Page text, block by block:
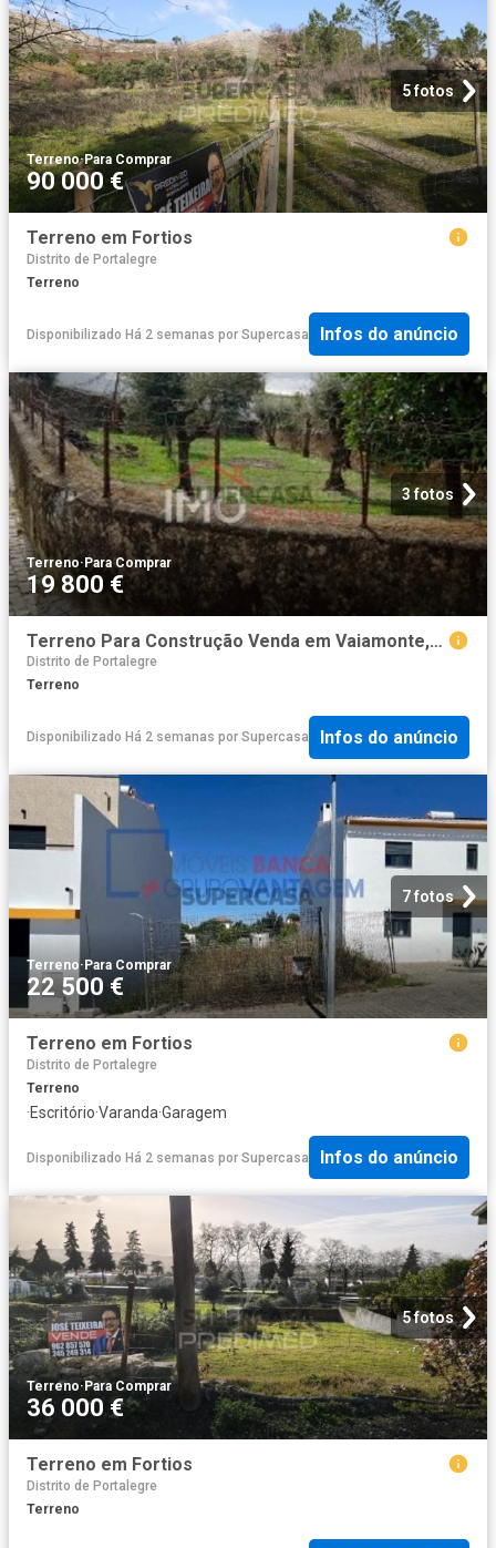
5 fotos
Terreno·Para Comprar
90 000 €
Terreno em Fortios
Distrito de Portalegre
Terreno
Disponibilizado Há 2 semanas por Supercasa Infos do anúncio
3 fotos
Terreno·Para Comprar
19 800 €
Terreno Para Construção Venda em Vaiamonte,Monforte
Distrito de Portalegre
Terreno
Disponibilizado Há 2 semanas por Supercasa Infos do anúncio
7 fotos
Terreno· Para Comprar
22 500 €
Terreno em Fortios
Distrito de Portalegre
Terreno
·Escritório·Varanda·Garagem
Disponibilizado Há 2 semanas por Supercasa Infos do anúncio
5 fotos
Terreno·Para Comprar
36 000 €
Terreno em Fortios
Distrito de Portalegre
Terreno